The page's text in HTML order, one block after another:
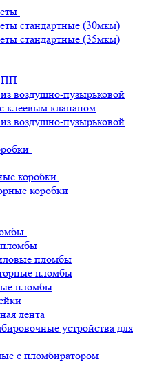
стандартные (30мкм)
стандартные (35мкм)
воздушно-пузырьковой
клеевым клапаном
воздушно-пузырьковой
коробки
коробки
пломбы
пломбы
пломбы
лента
устройства для
с пломбиратором